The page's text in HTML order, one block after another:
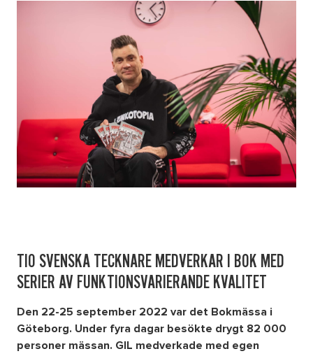
TIO SVENSKA TECKNARE MEDVERKAR I BOK MED
SERIER AV FUNKTIONSVARIERANDE KVALITET
Den 22-25 september 2022 var det Bokmässa i
Göteborg. Under fyra dagar besökte drygt 82 000
personer mässan. GIL medverkade med egen